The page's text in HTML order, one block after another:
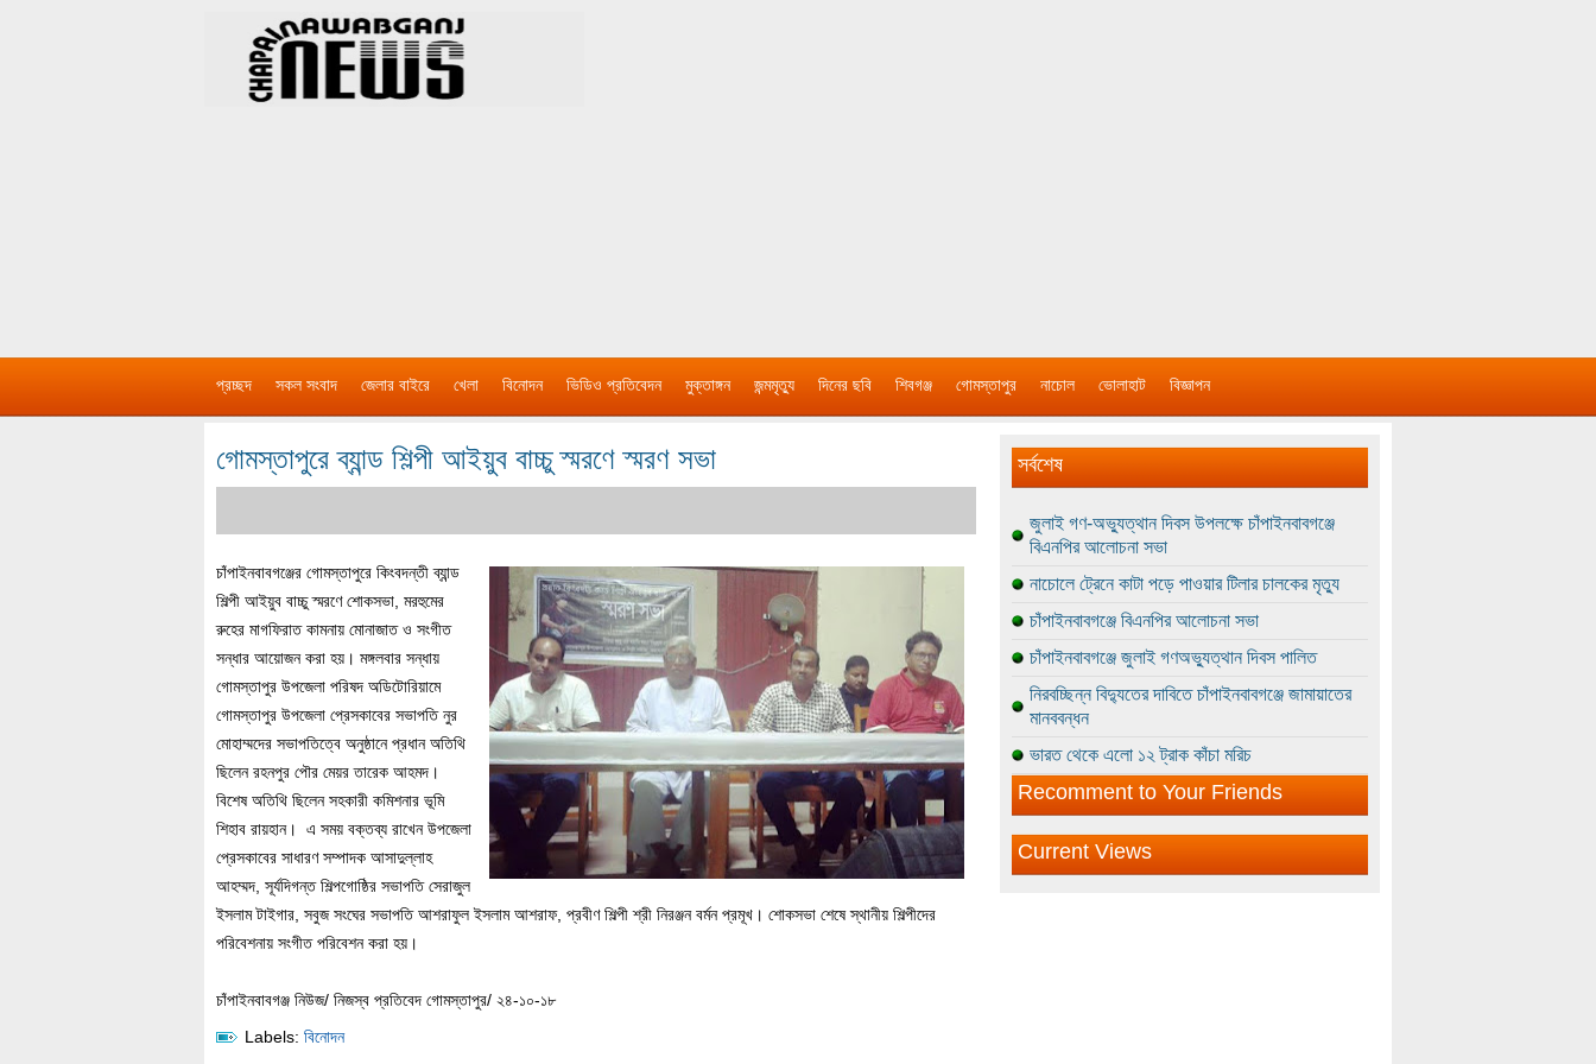
প্রচ্ছদ সকল সংবাদ জেলার বাইরে খেলা বিনোদন ভিডিও প্রতিবেদন মুক্তাঙ্গন জন্মমৃত্যু দিনের ছবি শিবগঞ্জ গোমস্তাপুর নাচোল ভোলাহাট বিজ্ঞাপন
গোমস্তাপুরে ব্যান্ড শিল্পী আইয়ুব বাচ্চু স্মরণে স্মরণ সভা
চাঁপাইনবাবগঞ্জের গোমস্তাপুরে কিংবদন্তী ব্যান্ড
শিল্পী আইয়ুব বাচ্চু স্মরণে শোকসভা, মরহুমের
রুহের মাগফিরাত কামনায় মোনাজাত ও সংগীত
সন্ধার আয়োজন করা হয়। মঙ্গলবার সন্ধায়
গোমস্তাপুর উপজেলা পরিষদ অডিটোরিয়ামে
গোমস্তাপুর উপজেলা প্রেসকাবের সভাপতি নুর
মোহাম্মদের সভাপতিত্বে অনুষ্ঠানে প্রধান অতিথি
ছিলেন রহনপুর পৌর মেয়র তারেক আহমদ।
বিশেষ অতিথি ছিলেন সহকারী কমিশনার ভূমি
শিহাব রায়হান। এ সময় বক্তব্য রাখেন উপজেলা
প্রেসকাবের সাধারণ সম্পাদক আসাদুল্লাহ
আহম্মদ, সূর্যদিগন্ত শিল্পগোষ্ঠির সভাপতি সেরাজুল
ইসলাম টাইগার, সবুজ সংঘের সভাপতি আশরাফুল ইসলাম আশরাফ, প্রবীণ শিল্পী শ্রী নিরঞ্জন বর্মন প্রমূখ। শোকসভা শেষে স্থানীয় শিল্পীদের
পরিবেশনায় সংগীত পরিবেশন করা হয়।
চাঁপাইনবাবগঞ্জ নিউজ/ নিজস্ব প্রতিবেদ গোমস্তাপুর/ ২৪-১০-১৮
Labels: বিনোদন
সর্বশেষ
জুলাই গণ-অভ্যুত্থান দিবস উপলক্ষে চাঁপাইনবাবগঞ্জে
বিএনপির আলোচনা সভা
নাচোলে ট্রেনে কাটা পড়ে পাওয়ার টিলার চালকের মৃত্যু
চাঁপাইনবাবগঞ্জে বিএনপির আলোচনা সভা
চাঁপাইনবাবগঞ্জে জুলাই গণঅভ্যুত্থান দিবস পালিত
নিরবচ্ছিন্ন বিদ্যুতের দাবিতে চাঁপাইনবাবগঞ্জে জামায়াতের
মানববন্ধন
ভারত থেকে এলো ১২ ট্রাক কাঁচা মরিচ
Recomment to Your Friends
Current Views